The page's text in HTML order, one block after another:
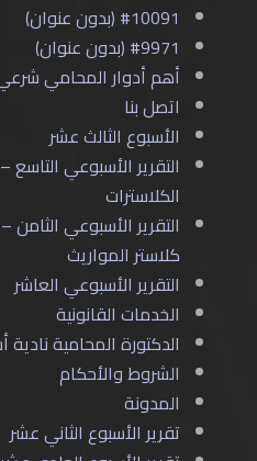
#10091 (بدون عنوان)
#9971 (بدون عنوان)
أهم أدوار المحامي
اتصل بنا
الأسبوع الثالث عشر
التقرير الأسبوعي
الكلاسترات
التقرير الأسبوعي
كلاستر المواريث
التقرير الأسبوعي العاشر
الخدمات القانونية
الدكتورة المحامية نادية
الشروط والأحكام
المدونة
تقرير الأسبوع الثاني عشر